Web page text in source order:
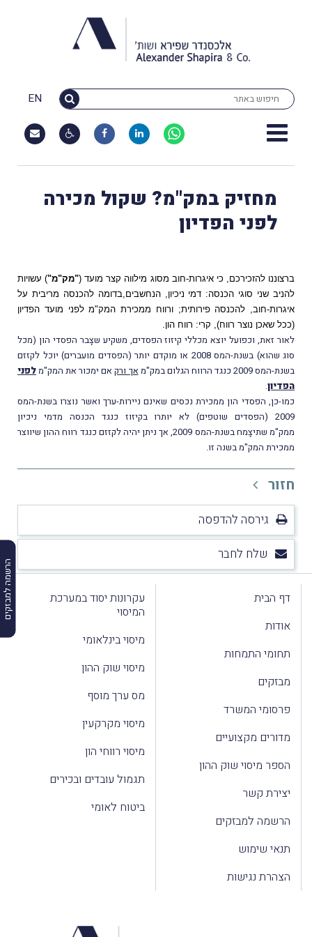
EN
הרשמה למבזקים
מחזיק במק"מ? שקול מכירה
לפני הפדיון
ברצוננו להזכירכם, כי איגרות-חוב מסוג מילווה קצר מועד ("מק"מ") עשויות
להניב שני סוגי הכנסה: דמי ניכיון, הנחשבים,בדומה להכנסה מריבית על
איגרות-חוב, להכנסה פירותית; ורווח ממכירת המק"מ לפני מועד הפדיון
(ככל שאכן נוצר רווח), קרי: רווח הון.
לאור זאת, וכפועל יוצא מכללי קיזוז הפסדים, משקיע שצָבר הפסדי הון (מכל
סוג שהוא) בשנת-המס 2008 או מוקדם יותר (הפסדים מועברים) יוכל לקזזם
בשנת-המס 2009 כנגד הרווח הגלום במק"מ
אך ורקאם ימכור את המק"מלפני
הפדיון.
כמו-כן, הפסדי הון ממכירת נכסים שאינם ניירות-ערך ואשר נוצרו בשנת-המס
2009 (הפסדים שוטפים) לא יותרו בקיזוז כנגד הכנסה מדמי ניכיון
ממק"מ שתיצָמח בשנת-המס 2009, אך ניתן יהיה לקזזם כנגד רווח ההון שיווצר
ממכירת המק"מ בשנה זו.
חזור
גירסה להדפסה
שלח לחבר
דף הבית
אודות
תחומי התמחות
מבזקים
פרסומי המשרד
מדורים מקצועיים
הספר מיסוי שוק ההון
יצירת קשר
הרשמה למבזקים
תנאי שימוש
הצהרת נגישות
עקרונות יסוד במערכת
המיסוי
מיסוי בינלאומי
מיסוי שוק ההון
מס ערך מוסף
מיסוי מקרקעין
מיסוי רווחי הון
תגמול עובדים ובכירים
ביטוח לאומי